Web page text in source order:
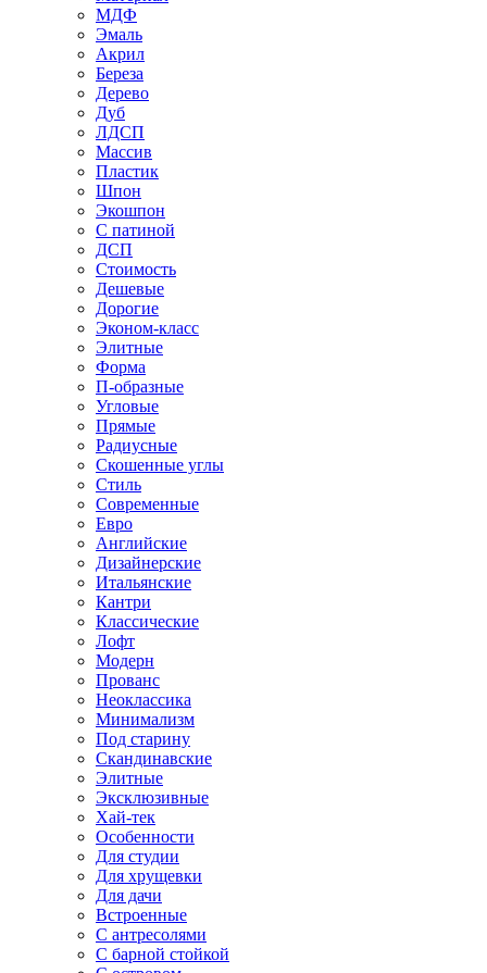
МДФ
Эмаль
Акрил
Береза
Дерево
Дуб
ЛДСП
Массив
Пластик
Шпон
Экошпон
С патиной
ДСП
Стоимость
Дешевые
Дорогие
Эконом-класс
Элитные
Форма
П-образные
Угловые
Прямые
Радиусные
Скошенные углы
Стиль
Современные
Евро
Английские
Дизайнерские
Итальянские
Кантри
Классические
Лофт
Модерн
Прованс
Неоклассика
Минимализм
Под старину
Скандинавские
Элитные
Эксклюзивные
Хай-тек
Особенности
Для студии
Для хрущевки
Для дачи
Встроенные
С антресолями
С барной стойкой